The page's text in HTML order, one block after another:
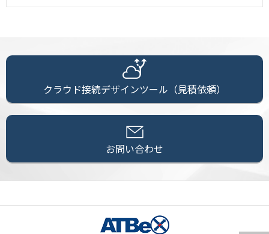
クラウド接続デザインツール（見積依頼）
お問い合わせ